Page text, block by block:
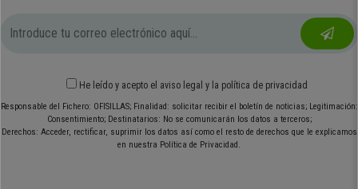
He leído y acepto el aviso legal y la política de privacidad
Responsable del Fichero: OFISILLAS; Finalidad: solicitar recibir el boletín de noticias; Legitimación:
Consentimiento; Destinatarios: No se comunicarán los datos a terceros;
Derechos: Acceder, rectificar, suprimir los datos así como el resto de derechos que le explicamos
en nuestra Política de Privacidad.